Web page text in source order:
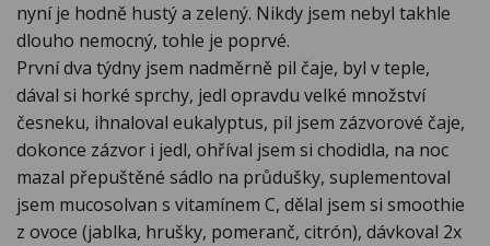
nyní je hodně hustý a zelený. Nikdy jsem nebyl takhle
dlouho nemocný, tohle je poprvé.
První dva týdny jsem nadměrně pil čaje, byl v teple,
dával si horké sprchy, jedl opravdu velké množství
česneku, ihnaloval eukalyptus, pil jsem zázvorové čaje,
dokonce zázvor i jedl, ohříval jsem si chodidla, na noc
mazal přepuštěné sádlo na průdušky, suplementoval
jsem mucosolvan s vitamínem C, dělal jsem si smoothie
z ovoce (jablka, hrušky, pomeranč, citrón), dávkoval 2x